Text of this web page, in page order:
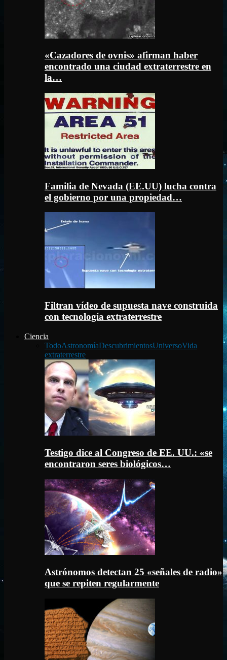
«Cazadores de ovnis» afirman haber
encontrado una ciudad extraterrestre en
la…
Familia de Nevada (EE.UU) lucha contra
el gobierno por una propiedad…
Filtran vídeo de supuesta nave construida
con tecnología extraterrestre
Ciencia
TodoAstronomíaDescubrimientosUniversoVida
extraterrestre
Testigo dice al Congreso de EE. UU.: «se
encontraron seres biológicos…
Astrónomos detectan 25 «señales de radio»
que se repiten regularmente